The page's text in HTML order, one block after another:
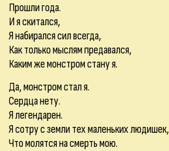
Прошли года.
И я скитался,
Я набирался сил всегда,
Как только мыслям предавался,
Каким же монстром стану я.
Да, монстром стал я.
Сердца нету.
Я легендарен.
Я сотру с земли тех маленьких людишек,
Что молятся на смерть мою.